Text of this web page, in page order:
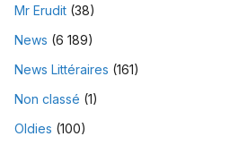
Mr Erudit (38)
News (6 189)
News Littéraires (161)
Non classé (1)
Oldies (100)